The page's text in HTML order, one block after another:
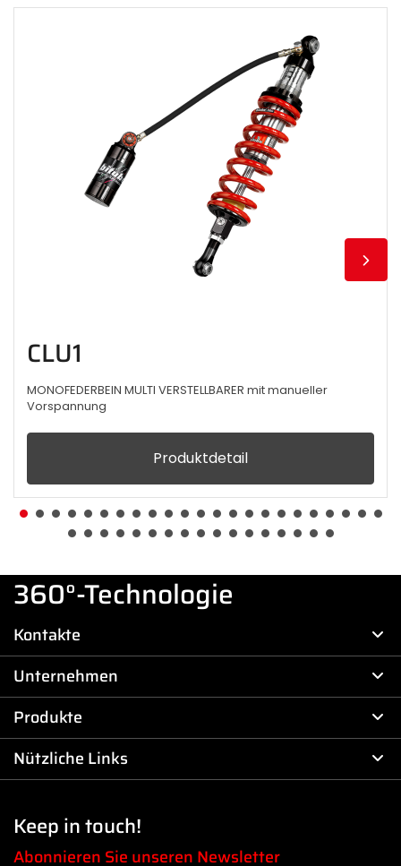
CLU1
MONOFEDERBEIN MULTI VERSTELLBARER mit manueller
Vorspannung
Produktdetail
360°-Technologie
Kontakte
Unternehmen
Produkte
Nützliche Links
Keep in touch!
Abonnieren Sie unseren Newsletter